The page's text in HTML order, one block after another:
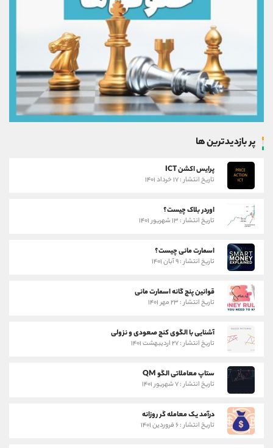
پر بازدیدترین ها
پرایس اکشن ICT
تاریخ انتشار : ۱۷ خرداد ۱۴۰۱
اوردر بلاک چیست؟
تاریخ انتشار : ۱۳ شهریور ۱۴۰۱
اسمارت مانی چیست؟
تاریخ انتشار : ۹ آبان ۱۴۰۱
قوانین پنج گانه اسمارت مانی
تاریخ انتشار : ۲۳ مهر ۱۴۰۱
آشنایی با الگوی کنج صعودی و نزولی
تاریخ انتشار : ۲۷ اردیبهشت ۱۴۰۱
ستاپ معاملاتی الگو QM
تاریخ انتشار : ۷ شهریور ۱۴۰۱
درآمد یک معامله گر روزانه
تاریخ انتشار : ۶ فروردین ۱۴۰۱